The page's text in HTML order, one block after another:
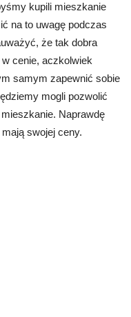
kupili mieszkanie
na to uwagę podczas
że tak dobra
cenie, aczkolwiek
samym zapewnić sobie
mogli pozwolić
Naprawdę
swojej ceny.